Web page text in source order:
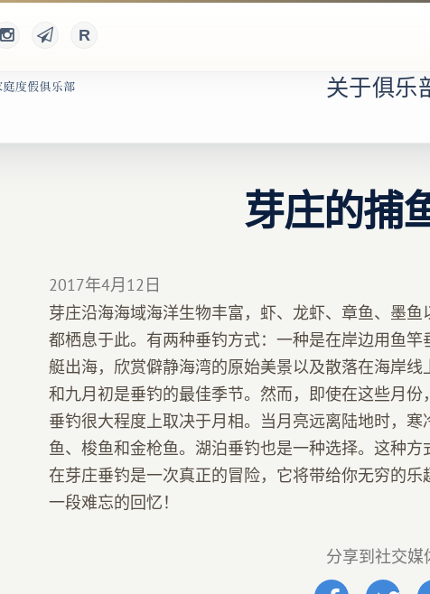
关于俱乐
芽庄的捕
2017年4月12日
芽庄沿海海域海洋生物丰富，虾、龙虾、章鱼、墨
都栖息于此。有两种垂钓方式：一种是在岸边用鱼
艇出海，欣赏僻静海湾的原始美景以及散落在海岸
和九月初是垂钓的最佳季节。然而，即使在这些月
垂钓很大程度上取决于月相。当月亮远离陆地时，
鱼、梭鱼和金枪鱼。湖泊垂钓也是一种选择。这种方
在芽庄垂钓是一次真正的冒险，它将带给你无穷的
一段难忘的回忆！
分享到社交媒